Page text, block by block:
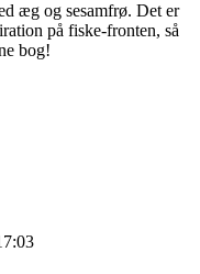
æg og sesamfrø. Det er
på fiske-fronten, så
bog!